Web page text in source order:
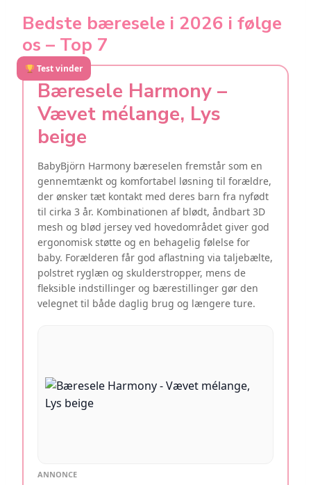
Bedste bæresele i 2026 i følge
os – Top 7
Test vinder
Bæresele Harmony –
Vævet mélange, Lys
beige
BabyBjörn Harmony bæreselen fremstår som en
gennemtænkt og komfortabel løsning til forældre,
der ønsker tæt kontakt med deres barn fra nyfødt
til cirka 3 år. Kombinationen af blødt, åndbart 3D
mesh og blød jersey ved hovedområdet giver god
ergonomisk støtte og en behagelig følelse for
baby. Forælderen får god aflastning via taljebælte,
polstret ryglæn og skulderstropper, mens de
fleksible indstillinger og bærestillinger gør den
velegnet til både daglig brug og længere ture.
ANNONCE